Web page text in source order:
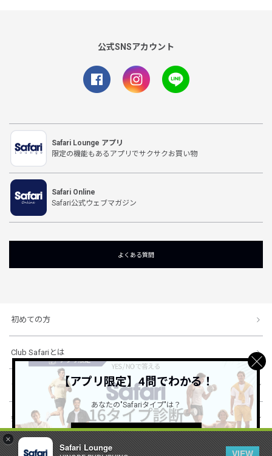
×
Safari Lounge
VIEW
公式SNSアカウント
Safari Lounge アプリ
限定の機能もあるアプリでサクサクお買い物
Safari Online
Safari公式ウェブマガジン
よくある質問
初めての方
Club Safariとは
ショッピングガイド
会社概要・規約
【アプリ限定】4問でわかる！
あなたの"Safariタイプ"は？
詳しくはこちら ＞